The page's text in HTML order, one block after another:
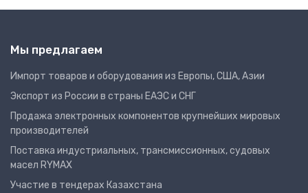
Мы предлагаем
Импорт товаров и оборудования из Европы, США, Азии
Экспорт из России в страны ЕАЭС и СНГ
Продажа электронных компонентов крупнейших мировых
производителей
Поставка индустриальных, трансмиссионных, судовых
масел RYMAX
Участие в тендерах Казахстана